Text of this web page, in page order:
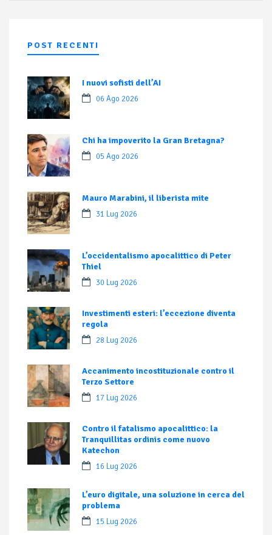
POST RECENTI
I nuovi sofisti dell’AI
06 Ago 2026
Chi ha impoverito la Gran Bretagna?
05 Ago 2026
Mauro Marabini, il liberista mite
31 Lug 2026
L’occidentalismo apocalittico di Peter
Thiel
30 Lug 2026
Investimenti esteri: l’eccezione diventa
regola
28 Lug 2026
Accanimento incostituzionale contro il
Terzo Settore
17 Lug 2026
Contro il fatalismo apocalittico: la
Tranquillitas ordinis come nuovo
Katechon
16 Lug 2026
L’euro digitale, una soluzione in cerca del
problema
15 Lug 2026